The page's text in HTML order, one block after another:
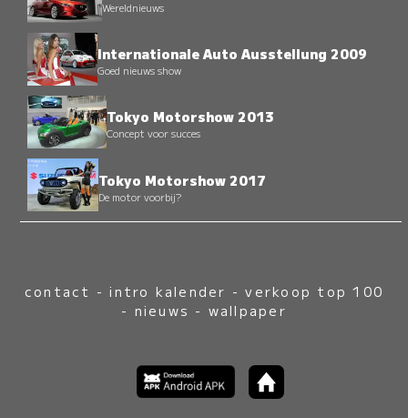
Wereldnieuws
Internationale Auto Ausstellung 2009
Goed nieuws show
Tokyo Motorshow 2013
Concept voor succes
Tokyo Motorshow 2017
De motor voorbij?
contact -intro kalender -verkoop top 100
- nieuws - wallpaper